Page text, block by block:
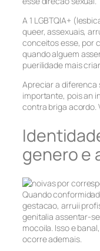
A 1 LGBTQIA+
queer, assexuais,
conceitos esse, por
quando alguem
puerilidade mais
Apreciar a diferenca
importante, pois an
contra briga acordo.
genero e
Quando
gestacao, arruii
genitalia assentar-
mocoila. Isso e
ocorre ademais.